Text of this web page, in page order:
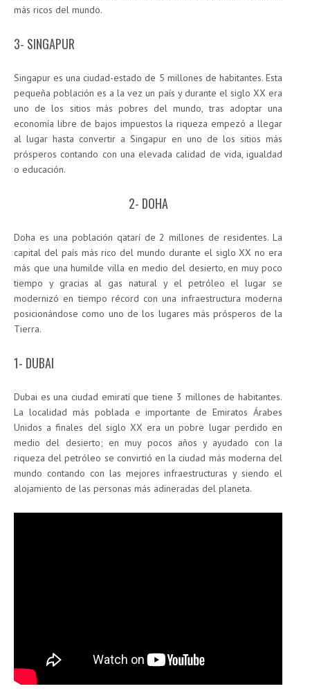
más ricos del mundo.
3- SINGAPUR
Singapur es una ciudad-estado de 5 millones de habitantes. Esta
pequeña población es a la vez un país y durante el siglo XX era
uno de los sitios más pobres del mundo, tras adoptar una
economía libre de bajos impuestos la riqueza empezó a llegar
al lugar hasta convertir a Singapur en uno de los sitios más
prósperos contando con una elevada calidad de vida, igualdad
o educación.
2- DOHA
Doha es una población qatarí de 2 millones de residentes. La
capital del país más rico del mundo durante el siglo XX no era
más que una humilde villa en medio del desierto, en muy poco
tiempo y gracias al gas natural y el petróleo el lugar se
modernizó en tiempo récord con una infraestructura moderna
posicionándose como uno de los lugares más prósperos de la
Tierra.
1- DUBAI
Dubai es una ciudad emiratí que tiene 3 millones de habitantes.
La localidad más poblada e importante de Emiratos Árabes
Unidos a finales del siglo XX era un pobre lugar perdido en
medio del desierto; en muy pocos años y ayudado con la
riqueza del petróleo se convirtió en la ciudad más moderna del
mundo contando con las mejores infraestructuras y siendo el
alojamiento de las personas más adineradas del planeta.